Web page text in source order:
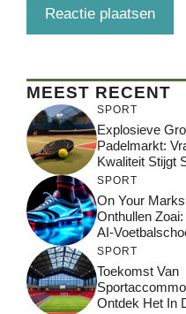
MEEST RECENT
SPORT
Explosieve
Padelmarkt:
Kwaliteit Stijgt
SPORT
On Your
Onthullen
AI-
SPORT
Toekomst Van
Ontdek Het In